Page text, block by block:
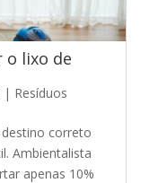
o lixo de
| Resíduos
correto
Ambientalista
apenas 10%